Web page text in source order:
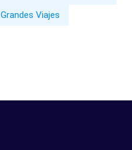
Grandes Viajes